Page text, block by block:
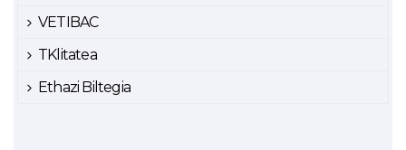
VETIBAC
TKlitatea
Ethazi Biltegia